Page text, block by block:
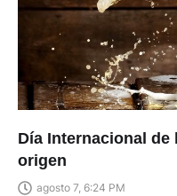
Día Internacional de
origen
agosto 7, 6:24 PM